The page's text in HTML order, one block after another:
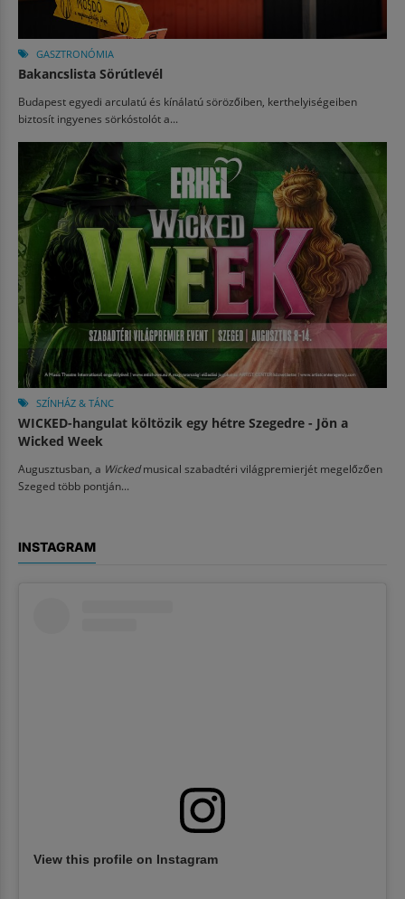
GASZTRONÓMIA
Bakancslista Sörútlevél
Budapest egyedi arculatú és kínálatú sörözőiben, kerthelyiségeiben
biztosít ingyenes sörkóstolót a...
SZÍNHÁZ & TÁNC
WICKED-hangulat költözik egy hétre Szegedre - Jön a
Wicked Week
Augusztusban, a Wickedmusical szabadtéri világpremierjét megelőzően
Szeged több pontján...
INSTAGRAM
View this profile on Instagram